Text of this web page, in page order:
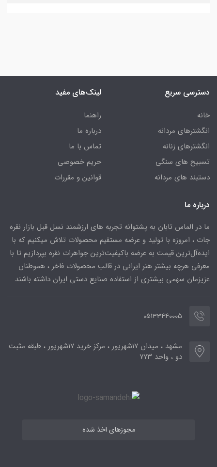
دسترسی سریع
خانه
انگشترهای مردانه
انگشترهای زنانه
تسبیح های سنگی
دستبند های مردانه
لینک‌های مفید
راهنما
درباره ما
تماس با ما
حریم خصوصی
قوانین و مقررات
درباره ما
ما در الماس تابان به پشتوانه تجربه های ارزشمند نسل قبل بازار نقره
جات ، امروزه با تولید و عرضه مستقیم محصولات تلاش میکنیم که با
ایده‌آل‌ترین قیمت به عرضه باکیفیت‌ترین جواهرات نقره بپردازیم تا با
معرفی هرچه بیشتر هنر ایرانی در قالب محصولات فاخر ، هموطنان
عزیزمان سهمی بیشتری از استفاده صنایع دستی ایران داشته باشند.
05133440005
مشهد ، میدان ۱۷شهریور ، مرکز خرید ۱۷شهریور ، طبقه مثبت
دو ، واحد ۷۷۳
مجوزهای اخذ شده